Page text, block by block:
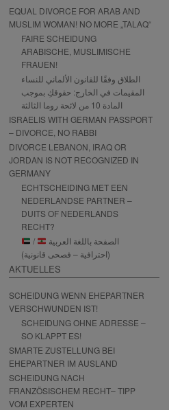
EQUAL DIVORCE FOR ARAB AND
MUSLIM WOMAN! NO MORE „TALAQ“
FAIRE SCHEIDUNG
ARABISCHE, MUSLIMISCHE
FRAUEN!
الطلاق وفقًا للقانون الألماني للنساء
المقيمات في الخارج: حقوقكِ بموجب
المادة 10 من لائحة روما الثالثة
ISRAELIS WITH GERMAN PASSPORT
– DIVORCE, NO RABBI
DIVORCE LEBANON, IRAQ OR
JORDAN IS NOT RECOGNIZED IN
GERMANY
ECHTSCHEIDING MET EEN
NEDERLANDSE PARTNER –
DUITS OF NEDERLANDS
RECHT?
/
(احترافية – فصحى قانونية)
AKTUELLES
SCHEIDUNG WENN EHEPARTNER
VERSCHWUNDEN IST!
SCHEIDUNG OHNE ADRESSE –
SO KLAPPT ES!
SMARTE ZUSTELLUNG BEI
EHEPARTNER IM AUSLAND
SCHEIDUNG NACH
FRANZÖSISCHEM RECHT– TIPP
VOM EXPERTEN